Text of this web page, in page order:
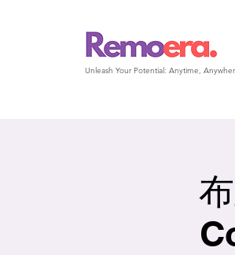
Unleash Your Potential: Anytime,